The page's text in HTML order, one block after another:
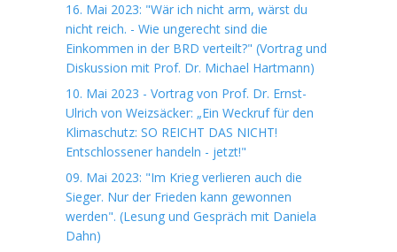
16. Mai 2023: "Wär ich nicht arm, wärst du
nicht reich. - Wie ungerecht sind die
Einkommen in der BRD verteilt?" (Vortrag und
Diskussion mit Prof. Dr. Michael Hartmann)
10. Mai 2023 - Vortrag von Prof. Dr. Ernst-
Ulrich von Weizsäcker: „Ein Weckruf für den
Klimaschutz: SO REICHT DAS NICHT!
Entschlossener handeln - jetzt!"
09. Mai 2023: "Im Krieg verlieren auch die
Sieger. Nur der Frieden kann gewonnen
werden". (Lesung und Gespräch mit Daniela
Dahn)